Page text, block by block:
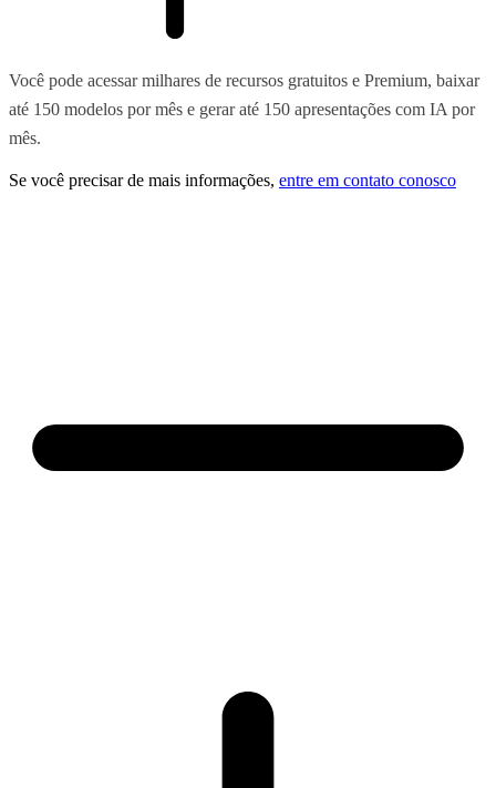
Você pode acessar milhares de recursos gratuitos e Premium, baixar
até 150 modelos por mês e gerar até 150 apresentações com IA por
mês.
Se você precisar de mais informações, entre em contato conosco